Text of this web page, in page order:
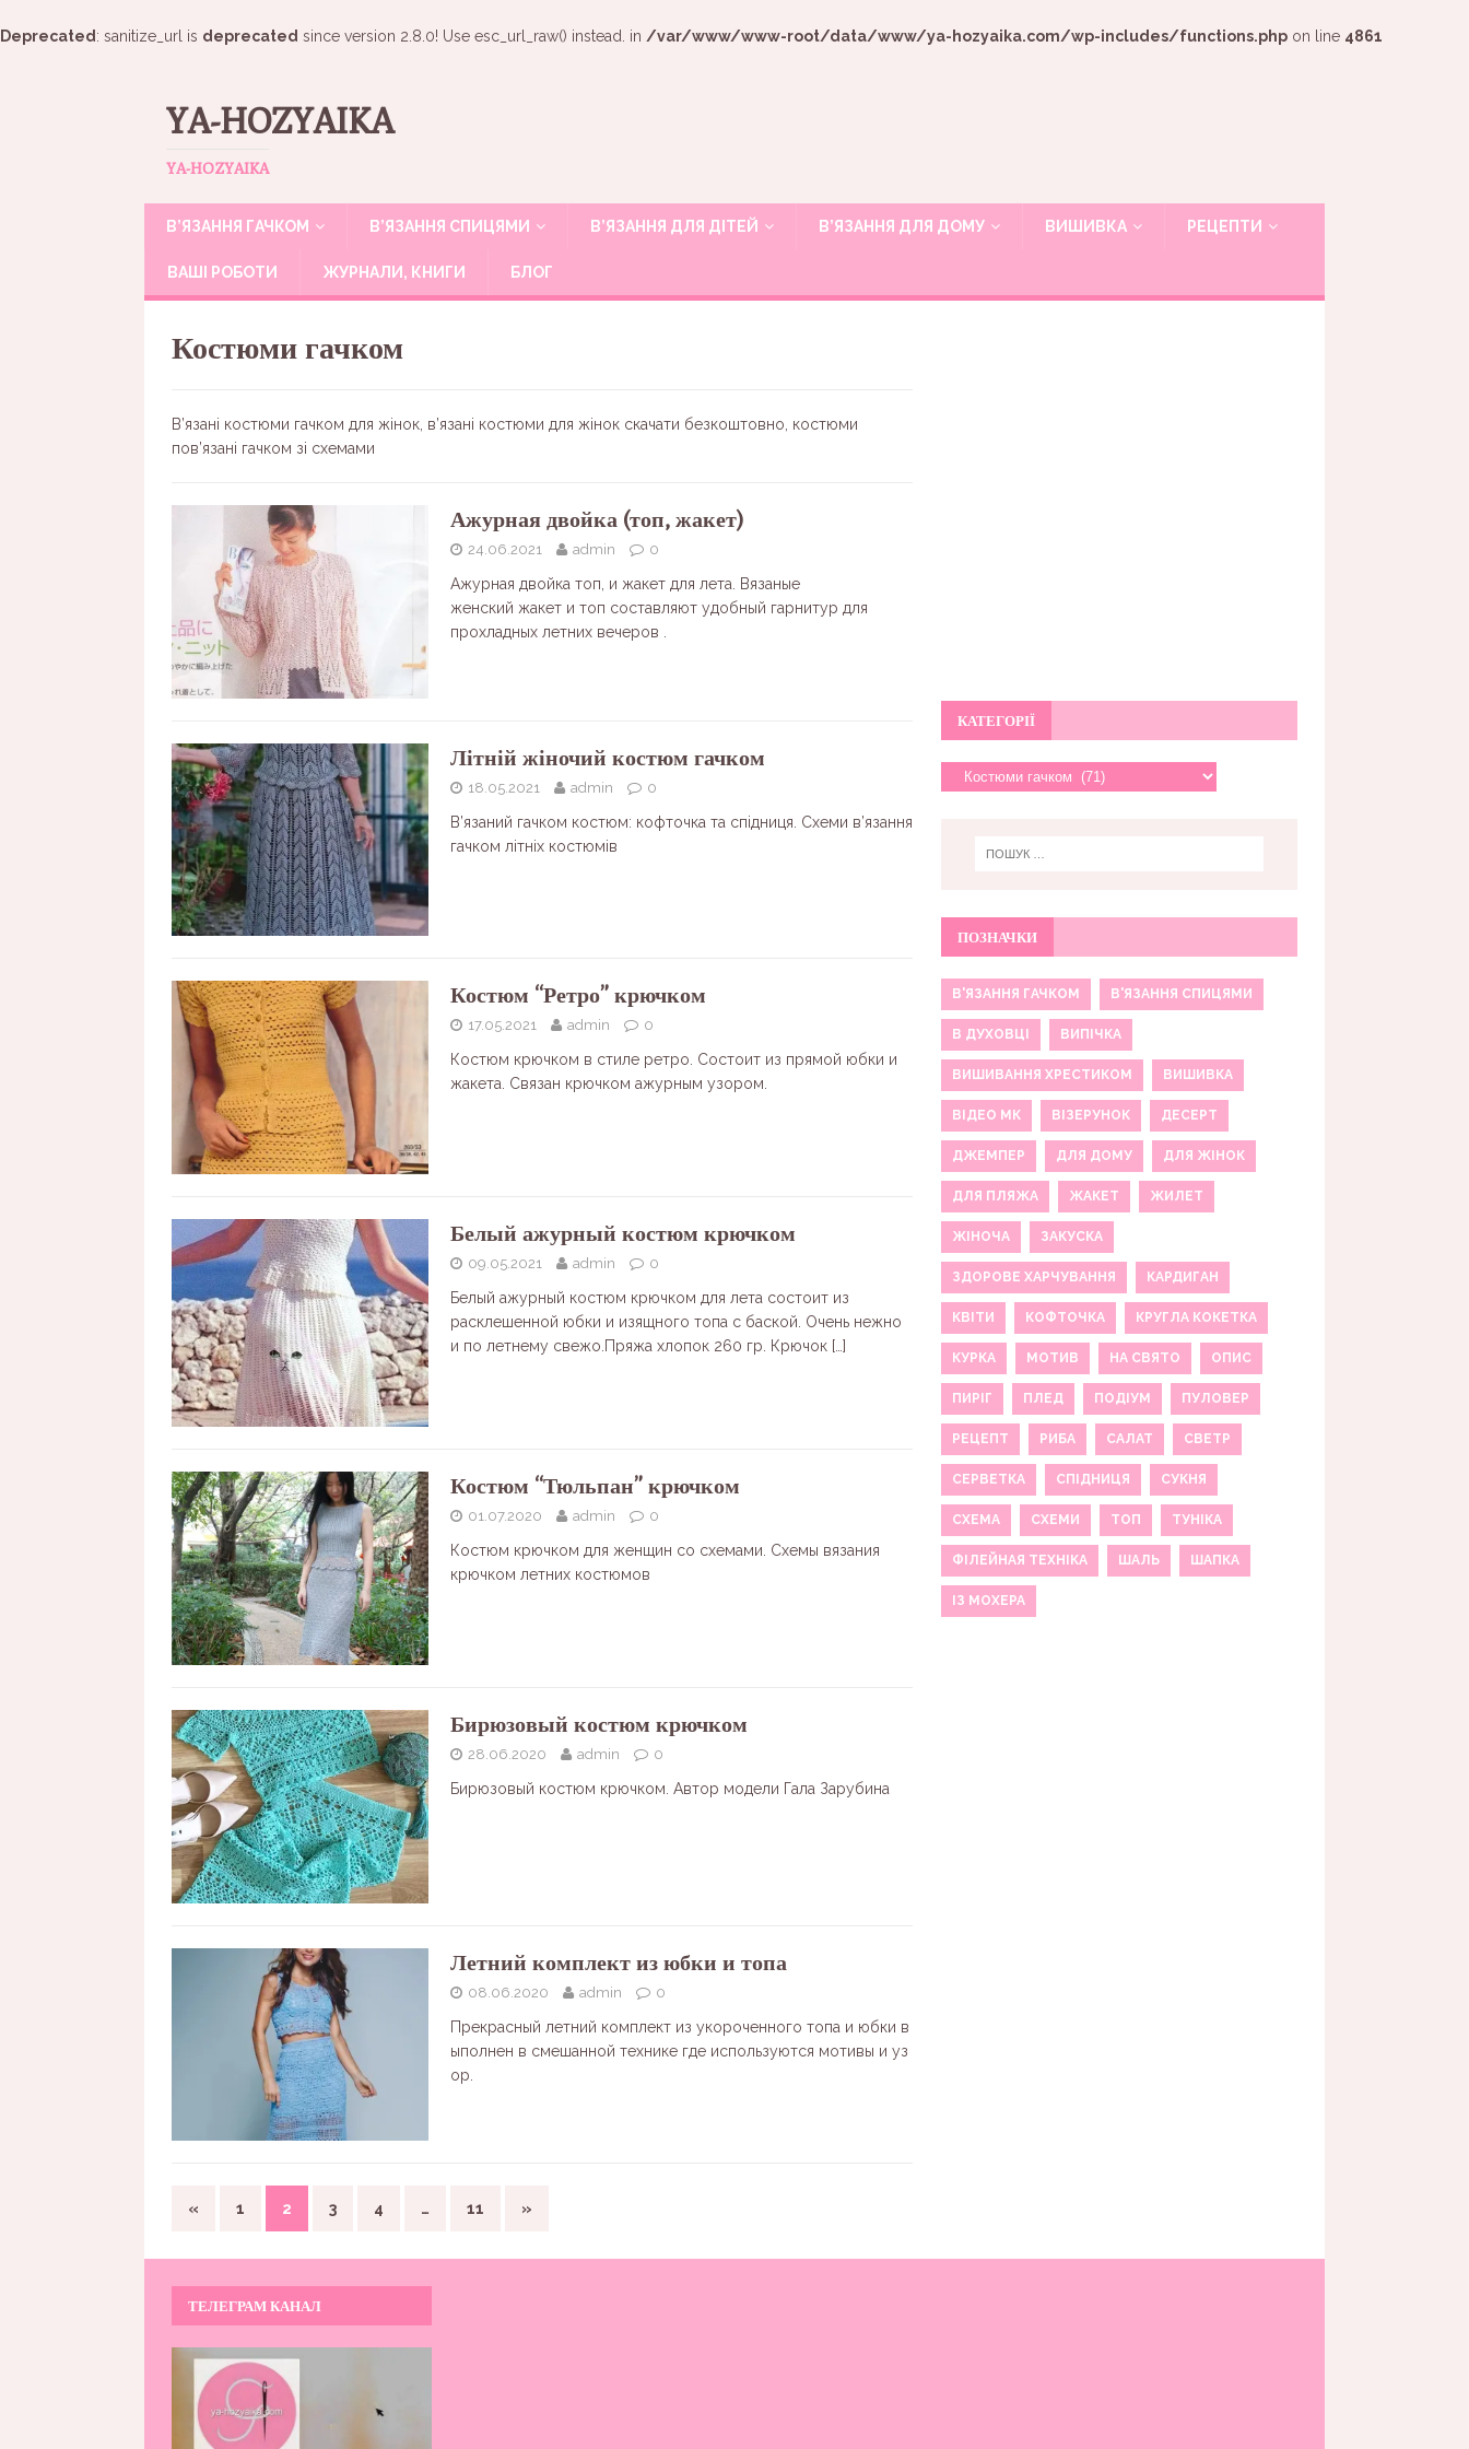
Deprecated : sanitize_url is deprecated since version 2.8.0! Use esc_url_raw() instead. in /var/www/www-root/data/www/ya-hozyaika.com/wp-includes/functions.php on line 4861
YA-HOZYAIKA
YA-HOZYAIKA
В’ЯЗАННЯ ГАЧКОМ В’ЯЗАННЯ СПИЦЯМИ В’ЯЗАННЯ ДЛЯ ДІТЕЙ В’ЯЗАННЯ ДЛЯ ДОМУ ВИШИВКА РЕЦЕПТИ
ВАШІ РОБОТИ ЖУРНАЛИ, КНИГИ БЛОГ
Костюми гачком
В’язані костюми гачком для жінок, в’язані костюми для жінок скачати безкоштовно, костюми
пов’язані гачком зі схемами
Ажурная двойка (топ, жакет)
24.06.2021 admin 0
Ажурная двойка топ, и жакет для лета. Вязаные
женский жакет и топ составляют удобный гарнитур для
прохладных летних вечеров .
Літній жіночий костюм гачком
18.05.2021 admin 0
В’язаний гачком костюм: кофточка та спідниця. Схеми в’язання
гачком літніх костюмів
Костюм “Ретро” крючком
17.05.2021 admin 0
Костюм крючком в стиле ретро. Состоит из прямой юбки и
жакета. Связан крючком ажурным узором.
Белый ажурный костюм крючком
09.05.2021 admin 0
Белый ажурный костюм крючком для лета состоит из
расклешенной юбки и изящного топа с баской. Очень нежно
и по летнему свежо.Пряжа хлопок 260 гр. Крючок […]
Костюм “Тюльпан” крючком
01.07.2020 admin 0
Костюм крючком для женщин со схемами. Схемы вязания
крючком летних костюмов
Бирюзовый костюм крючком
28.06.2020 admin 0
Бирюзовый костюм крючком. Автор модели Гала Зарубина
Летний комплект из юбки и топа
08.06.2020 admin 0
Прекрасный летний комплект из укороченного топа и юбки в
ыполнен в смешанной технике где используются мотивы и уз
ор.
« 1 2 3 4 … 11 »
КАТЕГОРІЇ
ПОЗНАЧКИ
В'ЯЗАННЯ ГАЧКОМ В'ЯЗАННЯ СПИЦЯМИ
В ДУХОВЦІ ВИПІЧКА
ВИШИВАННЯ ХРЕСТИКОМ ВИШИВКА
ВІДЕО МК ВІЗЕРУНОК ДЕСЕРТ
ДЖЕМПЕР ДЛЯ ДОМУ ДЛЯ ЖІНОК
ДЛЯ ПЛЯЖА ЖАКЕТ ЖИЛЕТ
ЖІНОЧА ЗАКУСКА
ЗДОРОВЕ ХАРЧУВАННЯ КАРДИГАН
КВІТИ КОФТОЧКА КРУГЛА КОКЕТКА
КУРКА МОТИВ НА СВЯТО ОПИС
ПИРІГ ПЛЕД ПОДІУМ ПУЛОВЕР
РЕЦЕПТ РИБА САЛАТ СВЕТР
СЕРВЕТКА СПІДНИЦЯ СУКНЯ
СХЕМА СХЕМИ ТОП ТУНІКА
ФІЛЕЙНАЯ ТЕХНІКА ШАЛЬ ШАПКА
ІЗ МОХЕРА
ТЕЛЕГРАМ КАНАЛ